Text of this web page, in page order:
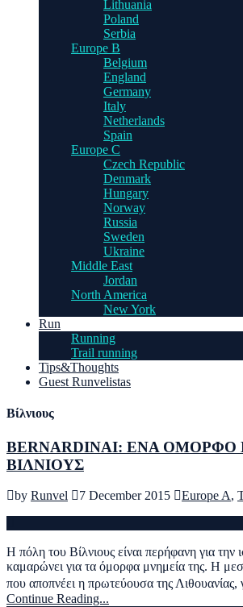
Lithuania
Poland
Serbia
Europe B
Belgium
England
Germany
Italy
Netherlands
Spain
Europe C
Czech Republic
Denmark
Hungary
Norway
Russia
Sweden
Ukraine
Middle East
Jordan
North America
New York
Run
Running
Trail running
Tips&Thoughts
Guest Runvelistas
Βίλνιους
BERNARDINAI: ΕΝΑ
ΒΙΛΝΙΟΥΣ
by Runvel 7 December 2015 Europe A,
H πόλη του Βίλνιους είναι περήφανη για την
καμαρώνει για τα όμορφα μνημεία της. Η
που αποπνέει η πρωτεύουσα της Λιθουανίας,
Continue Reading...